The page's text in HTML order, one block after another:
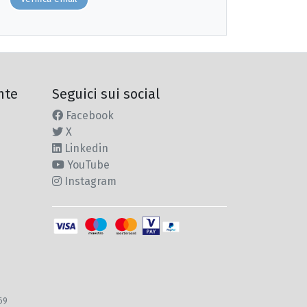
Seguici sui social
Facebook
X
Linkedin
YouTube
Instagram